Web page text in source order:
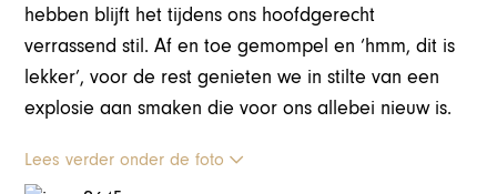
hebben blijft het tijdens ons hoofdgerecht
verrassend stil. Af en toe gemompel en ‘hmm, dit is
lekker’, voor de rest genieten we in stilte van een
explosie aan smaken die voor ons allebei nieuw is.
Lees verder onder de foto